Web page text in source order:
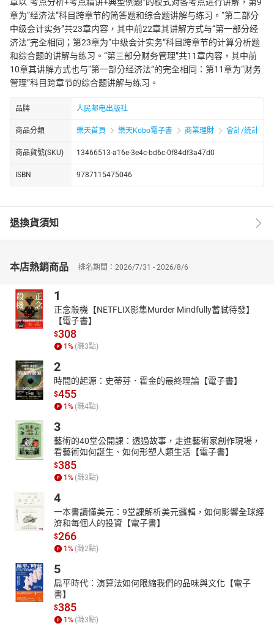
章为“经济法”科目跨章节的简答题和综合题讲解与练习。“第二部分
中级会计实务”共23章内容，其中前22章其讲解方式与“第一部分经
济法”完全相同；第23章为“中级会计实务”科目跨章节的计算分析题
和综合题的讲解与练习。“第三部分财务管理”共11章内容，其中前
10章其讲解方式也与“第一部分经济法”的完全相同：第11章为“财务
管理”科目跨章节的综合题讲解与练习。
品牌 人民邮电出版社
商品分類 樂天首頁 樂天Kobo電子書 商業理財 會計/統計
商品貨號(SKU) 13466513-a16e-3e4c-bd6c-0f84df3a47d0
ISBN 9787115475046
退換貨須知
本店熱銷商品 排名期間：2026/7/31 - 2026/8/6
1
正念殺機【NETFLIX影集Murder Mindfully蓄弒待發】
【電子書】
$308
1% (賺3點)
2
時間的起源：史蒂芬．霍金的最終理論【電子書】
$455
1% (賺4點)
3
藝術的40堂公開課：透過故事，走進藝術家創作現場，
看藝術如何誕生、如何形塑人類生活【電子書】
$385
1% (賺3點)
4
一本書讀懂美元：9堂課解析美元邏輯，如何影響全球經
濟和每個人的投資【電子書】
$266
1% (賺2點)
5
扁平時代：演算法如何限縮我們的品味與文化【電子
書】
$385
1% (賺3點)